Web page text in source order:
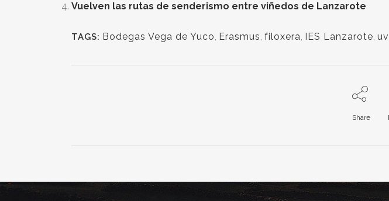
Vuelven las rutas de senderismo entre viñedos de Lanzarote
TAGS: Bodegas Vega de Yuco, Erasmus, filoxera, IES Lanzarote,
Share